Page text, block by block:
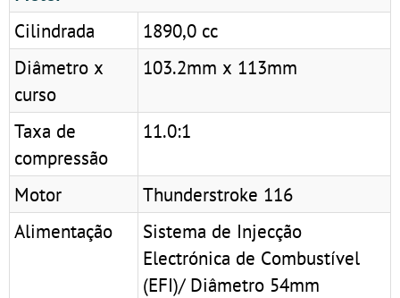
Cilindrada
1890,0 cc
Diâmetro x
curso
103.2mm x 113mm
Taxa de
compressão
11.0:1
Motor
Thunderstroke 116
Alimentação
Sistema de Injecção
Electrónica de Combustível
(EFI)/ Diâmetro 54mm